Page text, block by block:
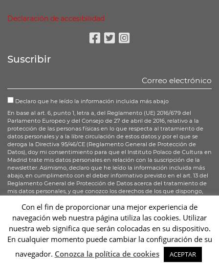
Declaración de accesibilidad
Suscribir
Declaro que he leído la información incluida más abajo
En base al art. 6, punto 1, letra a, del Reglamento (UE) 2016/679 del
Parlamento Europeo y del Consejo de 27 de abril de 2016, relativo a la
protección de las personas físicas en lo que respecta al tratamiento de
datos personales y a la libre circulación de estos datos y por el que se
deroga la Directiva 95/46/CE (Reglamento General de Protección de
Datos), doy mi consentimiento para que el Instituto Polaco de Cultura en
Madrid trate mis datos personales en relación con la suscripción de la
newsletter. Asimismo, declaro que he leído la información incluida más
abajo, en cumplimento con el deber informativo previsto en el art. 13 del
Reglamento General de Protección de Datos acerca del tratamiento de
mis datos personales, y que conozco los derechos de los que dispongo,
Suscribirse
sm32 STUDIO
Con el fin de proporcionar una mejor experiencia de
navegación web nuestra página utiliza las cookies. Utilizar
nuestra web significa que serán colocadas en su dispositivo.
En cualquier momento puede cambiar la configuración de su
navegador. Conozca la política de cookies ACEPTAR